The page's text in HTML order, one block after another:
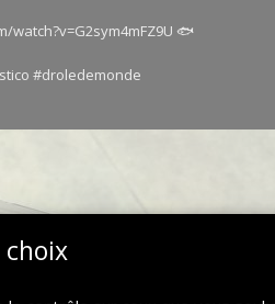
🐟
#droledemonde